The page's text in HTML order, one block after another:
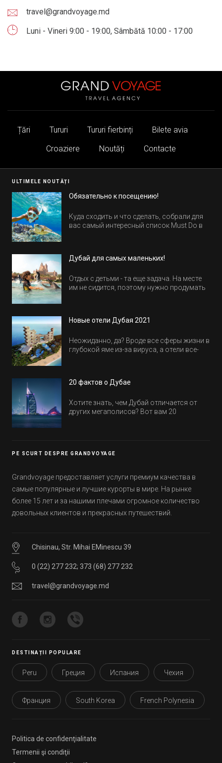
travel@grandvoyage.md
Luni - Vineri 9:00 - 19:00, Sâmbătă 10:00 - 17:00
Țări Tururi Tururi fierbinți
Bilete avia
Croaziere
Noutăți Contacte
ULTIMELE NOUTĂȚI
Обязательно к посещению!
Куда сходить и что сделать, собрали для
вас самый интересный список Must Do в
Дубай для самых маленьких!
Отдых с детьми - та еще задача. На месте
им не сидится, поэтому нужно продумать
Новые отели Дубая 2021
Неожиданно, да? Вроде все сферы жизни в
глубокой яме из-за вируса, а отели все-
обычно на первые заезды дают промо-
20 фактов о Дубае
Хотите знать, чем Дубай отличается от
других мегаполисов? Вот вам 20
PE SCURT DESPRE GRANDVOYAGE
Grandvoyage предоставляет услуги премиум качества в
самые популярные и лучшие курорты в мире. На рынке
более 15 лет и за нашими плечами огромное количество
довольных клиентов и прекрасных путешествий.
Chisinau, Str. Mihai EMinescu 39
0 (22) 277 232; 373 (68) 277 232
travel@grandvoyage.md
DESTINAȚII POPULARE
Peru Греция Испания Чехия
Франция South Korea French Polynesia
Politica de confidenţialitate
Termenii şi condiţii